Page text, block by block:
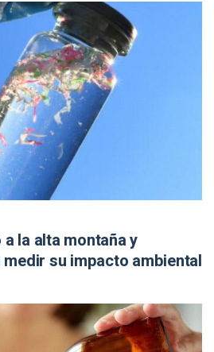
la alta montaña y
su impacto ambiental